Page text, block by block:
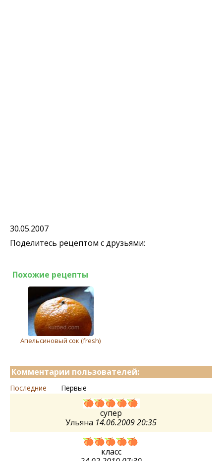
30.05.2007
Поделитесь рецептом с друзьями:
Похожие рецепты
Апельсиновый сок (fresh)
Комментарии пользователей:
Последние Первые
супер
Ульяна 14.06.2009 20:35
класс